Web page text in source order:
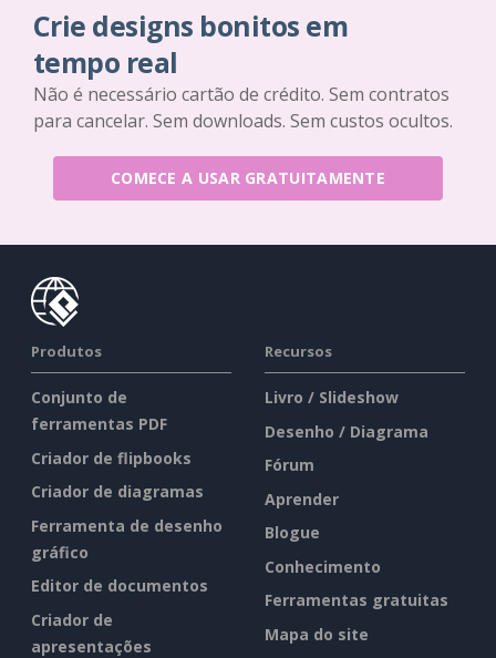
Crie designs bonitos em
tempo real
Não é necessário cartão de crédito. Sem contratos
para cancelar. Sem downloads. Sem custos ocultos.
COMECE A USAR GRATUITAMENTE
Produtos
Conjunto de
ferramentas PDF
Criador de flipbooks
Criador de diagramas
Ferramenta de desenho
gráfico
Editor de documentos
Criador de
apresentações
Recursos
Livro / Slideshow
Desenho / Diagrama
Fórum
Aprender
Blogue
Conhecimento
Ferramentas gratuitas
Mapa do site